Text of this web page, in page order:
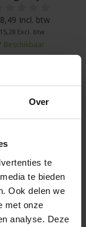
Over
te
te bieden
Ook delen we
met onze
analyse. Deze
Incl. btw
Excl. btw
Beschikbaar
na aankoop